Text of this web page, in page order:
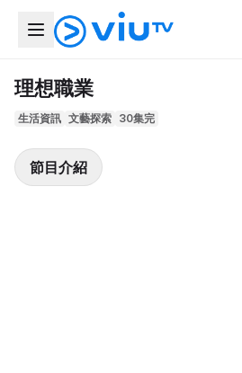
理想職業
生活資訊 文藝探索 30集完
節目介紹